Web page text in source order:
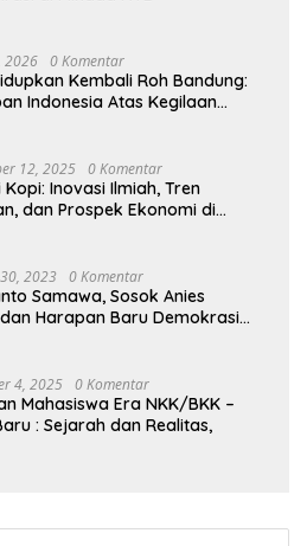
2026 0 Komentar
Kembali Roh Bandung:
Indonesia Atas Kegilaan
12, 2025 0 Komentar
Kopi: Inovasi Ilmiah, Tren
dan Prospek Ekonomi di
2023 0 Komentar
Samawa, Sosok Anies
Harapan Baru Demokrasi
4, 2025 0 Komentar
Mahasiswa Era NKK/BKK –
: Sejarah dan Realitas,